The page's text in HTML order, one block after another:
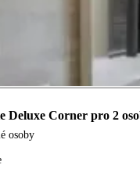
Deluxe Corner pro 2
osoby